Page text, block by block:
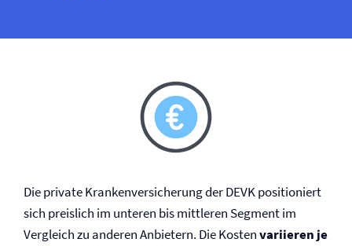
Die private Kranken­versicherung der DEVK positioniert
sich preislich im unteren bis mittleren Segment im
Vergleich zu anderen Anbietern. Die Kostenvariieren je